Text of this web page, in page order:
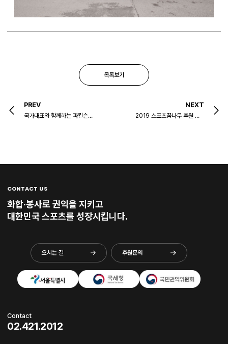
목록보기
PREV
국가대표와 함께하는 파킨슨
NEXT
2019 스포츠꿈나무 후원 자
CONTACT US
화합·봉사로 권익을 지키고
대한민국 스포츠를 성장시킵니다.
오시는 길 후원문의
Contact
02.421.2012